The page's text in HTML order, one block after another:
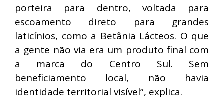
porteira para dentro, voltada para
escoamento direto para grandes
laticínios, como a Betânia Lácteos. O que
a gente não via era um produto final com
a marca do Centro Sul. Sem
beneficiamento local, não havia
identidade territorial visível”, explica.